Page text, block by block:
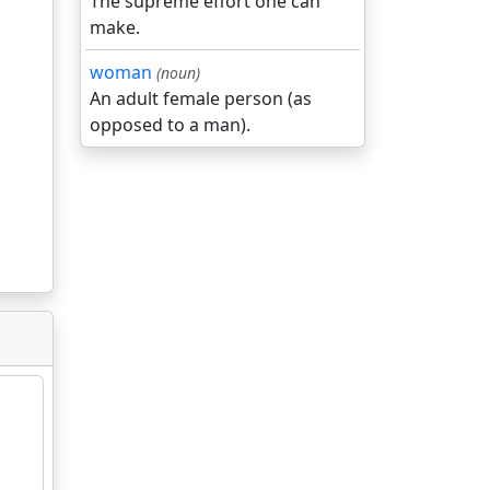
make.
woman (noun)
An adult female person (as
opposed to a man).